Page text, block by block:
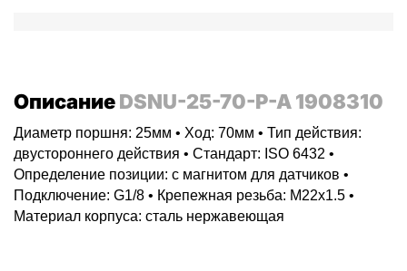
ОписаниеDSNU-25-70-P-A 1908310
Диаметр поршня: 25мм • Ход: 70мм • Тип действия:
двустороннего действия • Стандарт: ISO 6432 •
Определение позиции: с магнитом для датчиков •
Подключение: G1/8 • Крепежная резьба: M22x1.5 •
Материал корпуса: сталь нержавеющая